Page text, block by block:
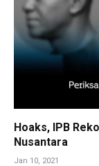
Hoaks, IPB
Nusantara
Jan 10, 2021